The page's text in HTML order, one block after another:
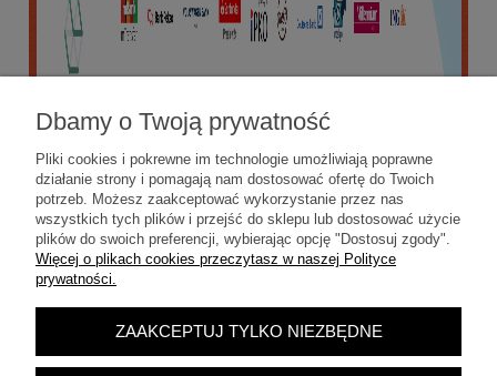
POKAŻ PEŁNĄ WERSJĘ STRONY
Sklep internetowy Shoper.pl
Dbamy o Twoją prywatność
Pliki cookies i pokrewne im technologie umożliwiają poprawne
działanie strony i pomagają nam dostosować ofertę do Twoich
potrzeb. Możesz zaakceptować wykorzystanie przez nas
wszystkich tych plików i przejść do sklepu lub dostosować użycie
plików do swoich preferencji, wybierając opcję "Dostosuj zgody".
Więcej o plikach cookies przeczytasz w naszej Polityce
prywatności.
ZAAKCEPTUJ TYLKO NIEZBĘDNE